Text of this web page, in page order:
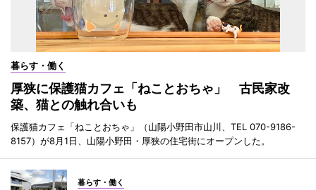
暮らす・働く
厚狭に保護猫カフェ「ねことおちゃ」 古民家改
築、猫との触れ合いも
保護猫カフェ「ねことおちゃ」（山陽小野田市山川、TEL 070-9186-
8157）が8月1日、山陽小野田・厚狭の住宅街にオープンした。
暮らす・働く